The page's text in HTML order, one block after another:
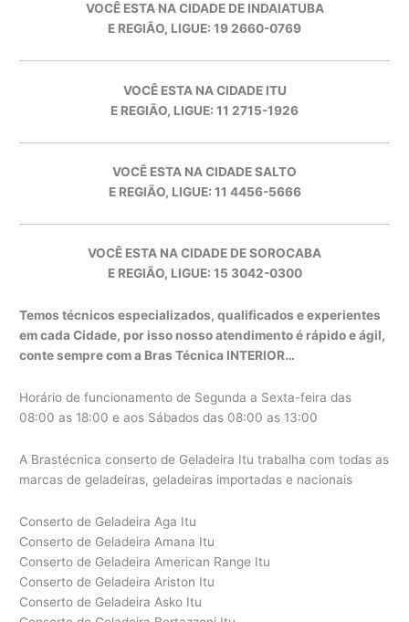
VOCÊ ESTA NA CIDADE DE INDAIATUBA
E REGIÃO, LIGUE: 19 2660-0769
VOCÊ ESTA NA CIDADE ITU
E REGIÃO, LIGUE: 11 2715-1926
VOCÊ ESTA NA CIDADE SALTO
E REGIÃO, LIGUE: 11 4456-5666
VOCÊ ESTA NA CIDADE DE SOROCABA
E REGIÃO, LIGUE: 15 3042-0300
Temos técnicos especializados, qualificados e experientes
em cada Cidade, por isso nosso atendimento é rápido e ágil,
conte sempre com a Bras Técnica INTERIOR…
Horário de funcionamento de Segunda a Sexta-feira das
08:00 as 18:00 e aos Sábados das 08:00 as 13:00
A Brastécnica conserto de Geladeira Itu trabalha com todas as
marcas de geladeiras, geladeiras importadas e nacionais
Conserto de Geladeira Aga Itu
Conserto de Geladeira Amana Itu
Conserto de Geladeira American Range Itu
Conserto de Geladeira Ariston Itu
Conserto de Geladeira Asko Itu